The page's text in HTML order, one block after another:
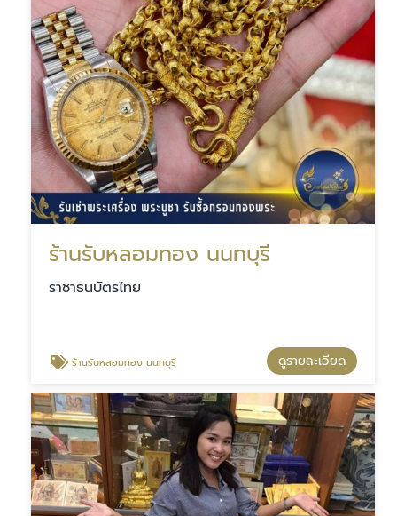
ร้านรับหลอมทอง นนทบุรี
ราชาธนบัตรไทย
ร้านรับหลอมทอง นนทบุรี ดูรายละเอียด